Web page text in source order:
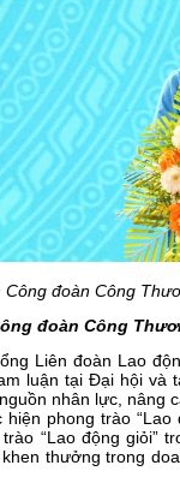
Công đoàn Công
đoàn Công
Liên đoàn Lao
luận tại Đại hội và
nhân lực, nâng
phong trào
“Lao động giỏi”
thưởng trong